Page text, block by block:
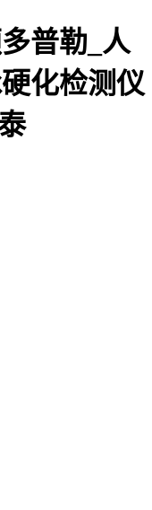
普勒_人
化检测仪